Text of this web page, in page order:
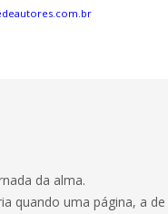
da alma.
quando uma página, a de